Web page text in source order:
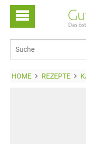
HOME REZEPTE